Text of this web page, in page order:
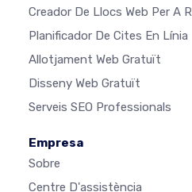
Creador De Llocs Web Per A
Planificador De Cites En Línia
Allotjament Web Gratuït
Disseny Web Gratuït
Serveis SEO Professionals
Empresa
Sobre
Centre D'assistència